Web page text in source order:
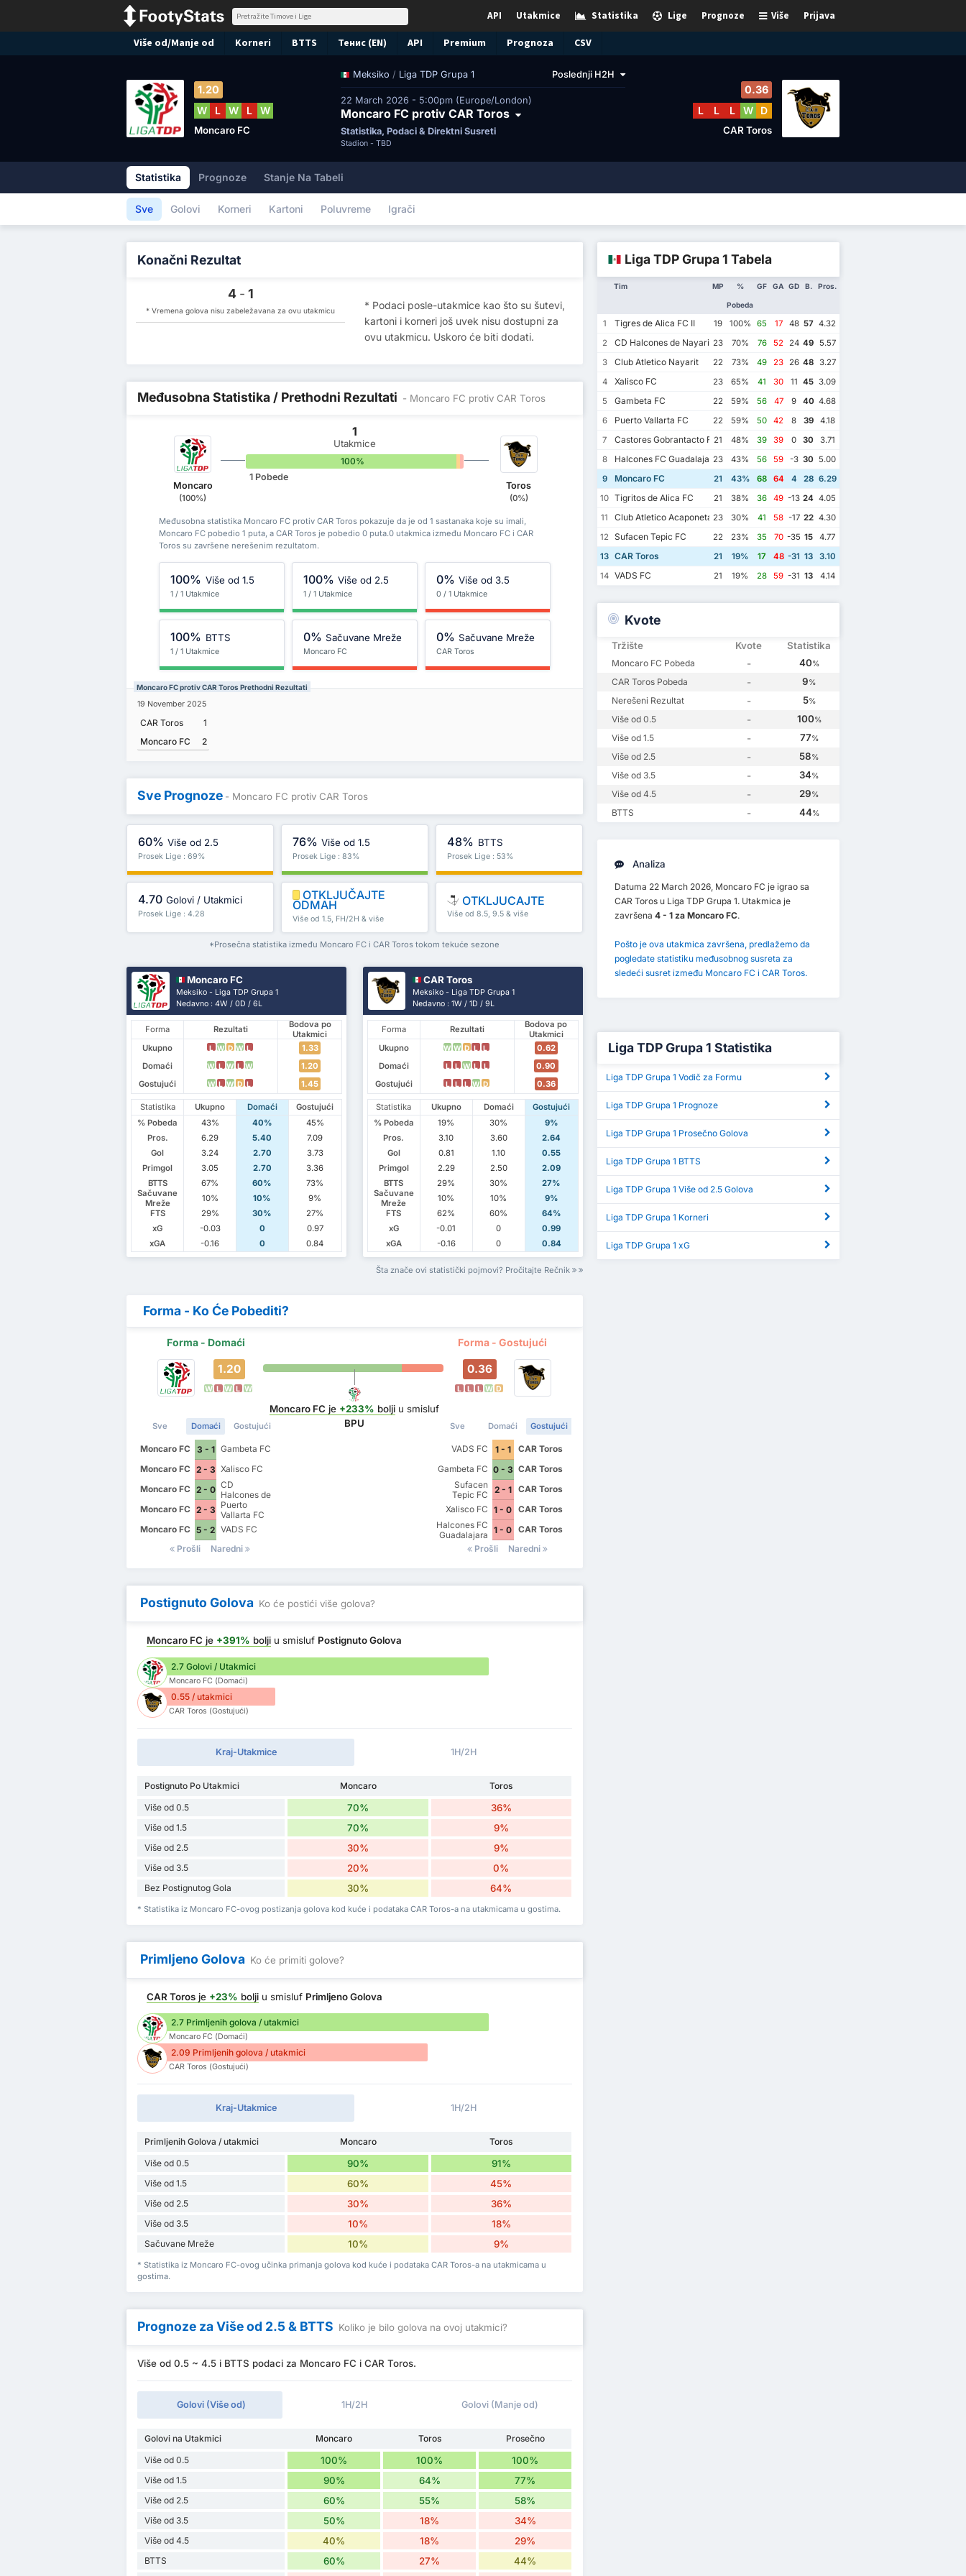
Prijava
Više
Prognoze
Lige
Statistika
Utakmice
API
Više od/Manje od Korneri BTTS Тенис (EN) API Premium Prognoza CSV
Meksiko / Liga TDP Grupa 1 Poslednji H2H
22 March 2026 - 5:00pm (Europe/London)
Moncaro FC protiv CAR Toros
Statistika, Podaci & Direktni Susreti
Stadion - TBD
1.20
W
L W L W
Moncaro FC
0.36
L
L L W D
CAR Toros
Statistika Prognoze Stanje Na Tabeli
Sve Golovi Korneri Kartoni Poluvreme Igrači
Konačni Rezultat
4 - 1
* Vremena golova nisu zabeležavana za ovu utakmicu
* Podaci posle-utakmice kao što su šutevi,
kartoni i korneri još uvek nisu dostupni za
ovu utakmicu. Uskoro će biti dodati.
Međusobna Statistika / Prethodni Rezultati - Moncaro FC protiv CAR Toros
Moncaro
(100%)
1
Utakmice
100% 0%
0%
1 Pobede
Toros
(0%)
Međusobna statistika Moncaro FC protiv CAR Toros pokazuje da je od 1 sastanaka koje su imali,
Moncaro FC pobedio 1 puta, a CAR Toros je pobedio 0 puta.0 utakmica između Moncaro FC i CAR
Toros su završene nerešenim rezultatom.
100% Više od 1.5
1 / 1 Utakmice
100% Više od 2.5
1 / 1 Utakmice
0% Više od 3.5
0 / 1 Utakmice
100% BTTS
1 / 1 Utakmice
0% Sačuvane Mreže
Moncaro FC
0% Sačuvane Mreže
CAR Toros
Moncaro FC protiv CAR Toros Prethodni Rezultati
19 November 2025
CAR Toros
1
Moncaro FC
2
Sve Prognoze - Moncaro FC protiv CAR Toros
60% Više od 2.5
Prosek Lige : 69%
76% Više od 1.5
Prosek Lige : 83%
48% BTTS
Prosek Lige : 53%
4.70 Golovi / Utakmici
Prosek Lige : 4.28
OTKLJUČAJTE
ODMAH
Više od 1.5, FH/2H & više
OTKLJUCAJTE
Više od 8.5, 9.5 & više
*Prosečna statistika između Moncaro FC i CAR Toros tokom tekuće sezone
Moncaro FC
Meksiko - Liga TDP Grupa 1
Nedavno : 4W / 0D / 6L
Forma Rezultati
Bodova po
Utakmici
Ukupno
L W D W L
1.33
Domaći
W L W L W
1.20
Gostujući
W L W D L 1.45
Statistika Ukupno Domaći
Gostujući
% Pobeda
43% 40%
45%
Pros.
6.29 5.40
7.09
Gol
3.24 2.70
3.73
Primgol
3.05 2.70
3.36
BTTS
67% 60%
73%
Sačuvane
Mreže
10% 10%
9%
FTS
29% 30%
27%
xG
-0.03 0
0.97
xGA
-0.16 0 0.84
CAR Toros
Meksiko - Liga TDP Grupa 1
Nedavno : 1W / 1D / 9L
Forma Rezultati
Bodova po
Utakmici
Ukupno
W W D L L
0.62
Domaći
L L W L L
0.90
Gostujući
L L L W D 0.36
Statistika Ukupno Domaći
Gostujući
% Pobeda
19% 30%
9%
Pros.
3.10 3.60
2.64
Gol
0.81 1.10
0.55
Primgol
2.29 2.50
2.09
BTTS
29% 30%
27%
Sačuvane
Mreže
10% 10%
9%
FTS
62% 60%
64%
xG
-0.01 0
0.99
xGA
-0.16 0 0.84
Šta znače ovi statistički pojmovi? Pročitajte Rečnik
Forma - Ko Će Pobediti?
Forma - Domaći Forma - Gostujući
1.20
W L W L W
Sve Domaći Gostujući
Moncaro FC 3 - 1 Gambeta FC
Moncaro FC 2 - 3 Xalisco FC
Moncaro FC 2 - 0 CD
Halcones de
Nayarit
Moncaro FC 2 - 3 Puerto
Vallarta FC
Moncaro FC 5 - 2 VADS FC
Prošli
Naredni
Moncaro FC je +233% boljiu smisluf
BPU
0.36
L L L W D
Sve Domaći Gostujući
VADS FC 1 - 1
CAR Toros
Gambeta FC 0 - 3 CAR Toros
Sufacen
Tepic FC
2 - 1
CAR Toros
Xalisco FC
1 - 0
CAR Toros
Halcones FC
Guadalajara
1 - 0
CAR Toros
Prošli
Naredni
Postignuto Golova Ko će postići više golova?
Moncaro FC je +391% bolji u smisluf Postignuto Golova
2.7 Golovi / Utakmici
Moncaro FC (Domaći)
0.55 / utakmici
CAR Toros (Gostujući)
Kraj-Utakmice 1H/2H
Postignuto Po Utakmici Moncaro
Toros
Više od 0.5
70% 36%
Više od 1.5 70% 9%
Više od 2.5 30% 9%
Više od 3.5 20% 0%
Bez Postignutog Gola 30% 64%
* Statistika iz Moncaro FC-ovog postizanja golova kod kuće i podataka CAR Toros-a na utakmicama u gostima.
Primljeno Golova Ko će primiti golove?
CAR Toros je +23% bolji u smisluf Primljeno Golova
2.7 Primljenih golova / utakmici
Moncaro FC (Domaći)
2.09 Primljenih golova / utakmici
CAR Toros (Gostujući)
Kraj-Utakmice 1H/2H
Primljenih Golova / utakmici Moncaro
Toros
Više od 0.5
90% 91%
Više od 1.5 60% 45%
Više od 2.5 30% 36%
Više od 3.5 10% 18%
Sačuvane Mreže 10% 9%
* Statistika iz Moncaro FC-ovog učinka primanja golova kod kuće i podataka CAR Toros-a na utakmicama u
gostima.
Prognoze za Više od 2.5 & BTTS Koliko je bilo golova na ovoj utakmici?
Više od 0.5 ~ 4.5 i BTTS podaci za Moncaro FC i CAR Toros.
Golovi (Više od) 1H/2H Golovi (Manje od)
Golovi na Utakmici Moncaro Toros
Prosečno
Više od 0.5
100% 100% 100%
Više od 1.5 90% 64% 77%
Više od 2.5 60% 55% 58%
Više od 3.5 50% 18% 34%
Više od 4.5 40% 18% 29%
BTTS 60% 27% 44%
Liga TDP Grupa 1 Tabela
Tim MP %
Pobeda
GF GA GD B. Pros.
1 Tigres de Alica FC II 19 100% 65 17 48 57 4.32
2
CD Halcones de Nayarit 23 70% 76 52 24 49 5.57
3
Club Atletico Nayarit 22 73% 49 23 26 48 3.27
4
Xalisco FC 23 65% 41 30 11 45 3.09
5
Gambeta FC 22 59% 56 47 9 40 4.68
6
Puerto Vallarta FC 22 59% 50 42 8 39
4.18
7
Castores Gobrantacto FC21 48% 39 39 0 30
3.71
8
Halcones FC Guadalajara23 43% 56 59 -3 30 5.00
9
Moncaro FC 21 43% 68 64 4 28 6.29
10 Tigritos de Alica FC 21 38% 36 49 -13 24 4.05
11
Club Atletico Acaponeta 23 30% 41 58 -17 22 4.30
12
Sufacen Tepic FC 22 23% 35 70 -35 15
4.77
13 CAR Toros 21 19% 17 48 -31 13
3.10
14 VADS FC 21 19% 28 59 -31 13 4.14
Kvote
Tržište Kvote Statistika
Moncaro FC Pobeda - 40%
CAR Toros Pobeda - 9%
Nerešeni Rezultat - 5%
Više od 0.5 - 100%
Više od 1.5 - 77%
Više od 2.5 - 58%
Više od 3.5 - 34%
Više od 4.5 - 29%
BTTS - 44%
Analiza
Datuma 22 March 2026, Moncaro FC je igrao sa
CAR Toros u Liga TDP Grupa 1. Utakmica je
završena 4 - 1 za Moncaro FC.
Pošto je ova utakmica završena, predlažemo da
pogledate statistiku međusobnog susreta za
sledeći susret između Moncaro FC i CAR Toros.
Liga TDP Grupa 1 Statistika
Liga TDP Grupa 1 Vodič za Formu
Liga TDP Grupa 1 Prognoze
Liga TDP Grupa 1 Prosečno Golova
Liga TDP Grupa 1 BTTS
Liga TDP Grupa 1 Više od 2.5 Golova
Liga TDP Grupa 1 Korneri
Liga TDP Grupa 1 xG